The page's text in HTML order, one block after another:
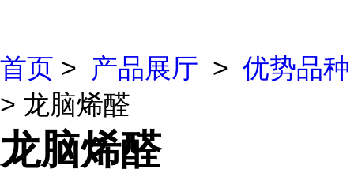
首页 > 产品展厅 > 优势品种
> 龙脑烯醛
龙脑烯醛